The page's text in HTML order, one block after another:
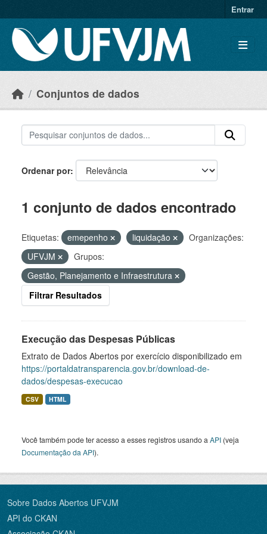
Entrar
Conjuntos de dados
Ordenar por
1 conjunto de dados encontrado
Etiquetas: emepenho liquidação
Organizações:
UFVJM
Grupos:
Gestão, Planejamento e Infraestrutura
Filtrar Resultados
Execução das Despesas Públicas
Extrato de Dados Abertos por exercício disponibilizado em
https://portaldatransparencia.gov.br/download-de-
dados/despesas-execucao
CSV HTML
Você também pode ter acesso a esses registros usando a API (veja
Documentação da API).
Sobre Dados Abertos UFVJM
API do CKAN